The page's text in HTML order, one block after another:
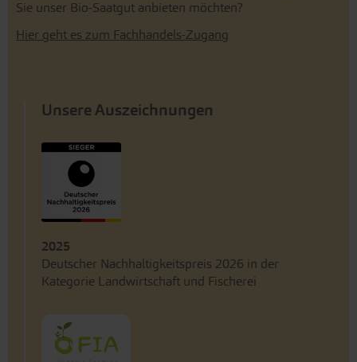
Sie unser Bio-Saatgut anbieten möchten?
Hier geht es zum Fachhandels-Zugang
Unsere Auszeichnungen
2025
Deutscher Nachhaltigkeitspreis 2026 in der
Kategorie Landwirtschaft und Fischerei